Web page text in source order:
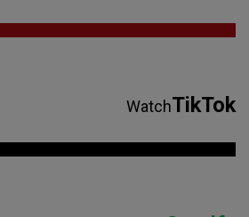
WatchTikTok